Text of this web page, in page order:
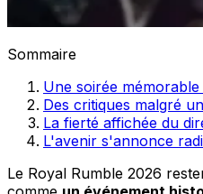
Sommaire
Une soirée
Des critiques malgré
La fierté affichée du
L'avenir s'annonce
Le Royal Rumble 2026